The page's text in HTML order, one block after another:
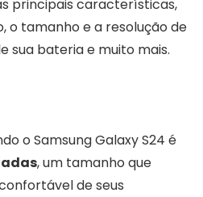
principais características,
o tamanho e a resolução de
sua bateria e muito mais.
o Samsung Galaxy S24 é
, um tamanho que
de seus